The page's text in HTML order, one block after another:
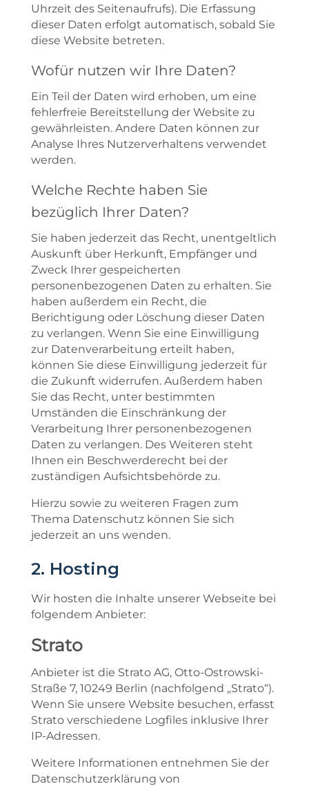
Uhrzeit des Seitenaufrufs). Die Erfassung
dieser Daten erfolgt automatisch, sobald Sie
diese Website betreten.
Wofür nutzen wir Ihre Daten?
Ein Teil der Daten wird erhoben, um eine
fehlerfreie Bereitstellung der Website zu
gewährleisten. Andere Daten können zur
Analyse Ihres Nutzerverhaltens verwendet
werden.
Welche Rechte haben Sie
bezüglich Ihrer Daten?
Sie haben jederzeit das Recht, unentgeltlich
Auskunft über Herkunft, Empfänger und
Zweck Ihrer gespeicherten
personenbezogenen Daten zu erhalten. Sie
haben außerdem ein Recht, die
Berichtigung oder Löschung dieser Daten
zu verlangen. Wenn Sie eine Einwilligung
zur Datenverarbeitung erteilt haben,
können Sie diese Einwilligung jederzeit für
die Zukunft widerrufen. Außerdem haben
Sie das Recht, unter bestimmten
Umständen die Einschränkung der
Verarbeitung Ihrer personenbezogenen
Daten zu verlangen. Des Weiteren steht
Ihnen ein Beschwerderecht bei der
zuständigen Aufsichtsbehörde zu.
Hierzu sowie zu weiteren Fragen zum
Thema Datenschutz können Sie sich
jederzeit an uns wenden.
2. Hosting
Wir hosten die Inhalte unserer Webseite bei
folgendem Anbieter:
Strato
Anbieter ist die Strato AG, Otto-Ostrowski-
Straße 7, 10249 Berlin (nachfolgend „Strato“).
Wenn Sie unsere Website besuchen, erfasst
Strato verschiedene Logfiles inklusive Ihrer
IP-Adressen.
Weitere Informationen entnehmen Sie der
Datenschutzerklärung von